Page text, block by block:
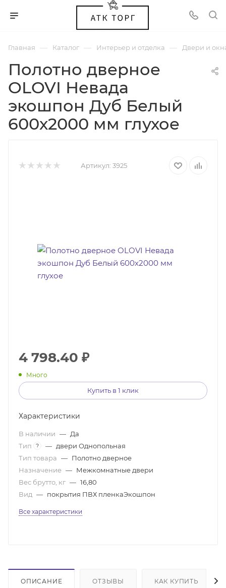
Главная — Каталог — Интерьер и отделка — Двери и
Полотно дверное
OLOVI Невада
экошпон Дуб Белый
600х2000 мм глухое
Артикул: 3925
4 798.40 ₽
Много
Купить в 1 клик
Характеристики
В наличии — Да
Тип
? — двери Однопольная
Тип товара — Полотно дверное
Назначение — Межкомнатные двери
Вес брутто, кг — 16,80
Вид — покрытия ПВХ пленкаЭкошпон
Все характеристики
ОПИСАНИЕ ОТЗЫВЫ КАК КУПИТЬ